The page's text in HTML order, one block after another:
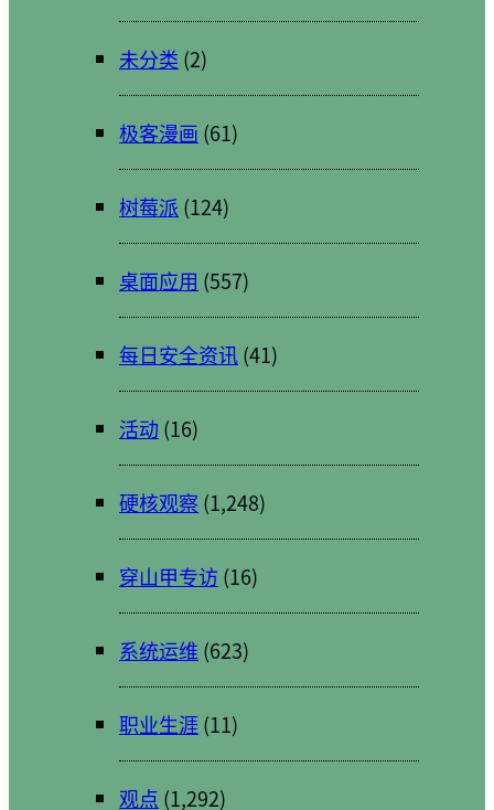
未分类 (2)
极客漫画 (61)
树莓派 (124)
桌面应用 (557)
每日安全资讯(41)
活动 (16)
硬核观察 (1,248)
穿山甲专访(16)
系统运维 (623)
职业生涯(11)
观点 (1,292)